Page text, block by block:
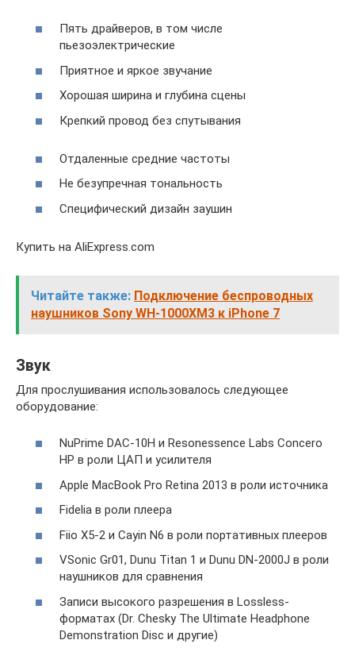
Пять драйверов, в том числе
пьезоэлектрические
Приятное и яркое звучание
Хорошая ширина и глубина сцены
Крепкий провод без спутывания
Отдаленные средние частоты
Не безупречная тональность
Специфический дизайн заушин
Купить на AliExpress.com
Читайте также: Подключение беспроводных
наушников Sony WH-1000XM3 к iPhone 7
Звук
Для прослушивания использовалось следующее
оборудование:
NuPrime DAC-10H и Resonessence Labs Concero
HP в роли ЦАП и усилителя
Apple MacBook Pro Retina 2013 в роли источника
Fidelia в роли плеера
Fiio X5-2 и Cayin N6 в роли портативных плееров
VSonic Gr01, Dunu Titan 1 и Dunu DN-2000J в роли
наушников для сравнения
Записи высокого разрешения в Lossless-
форматах (Dr. Chesky The Ultimate Headphone
Demonstration Disc и другие)